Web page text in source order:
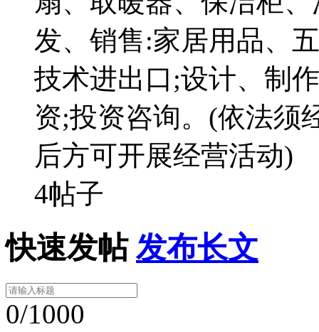
发、销售:家居用品、
技术进出口;设计、制
资;投资咨询。(依法须
后方可开展经营活动)
4帖子
快速发帖 发布长文
0/1000